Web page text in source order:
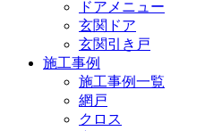
ドアメニュー
玄関ドア
玄関引き戸
施工事例
施工事例一覧
網戸
クロス